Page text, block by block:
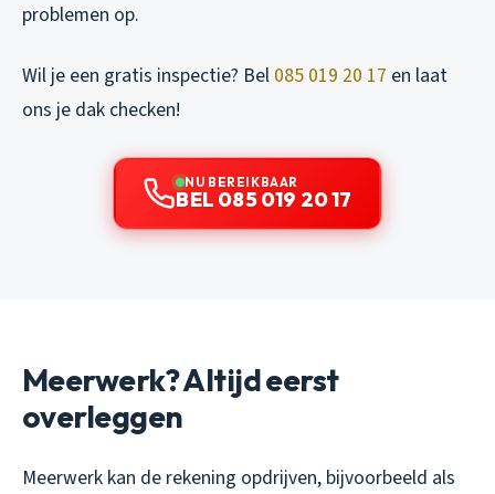
problemen op.
Wil je een gratis inspectie? Bel 085 019 20 17 en laat
ons je dak checken!
NU BEREIKBAAR
BEL 085 019 20 17
Meerwerk? Altijd eerst
overleggen
Meerwerk kan de rekening opdrijven, bijvoorbeeld als